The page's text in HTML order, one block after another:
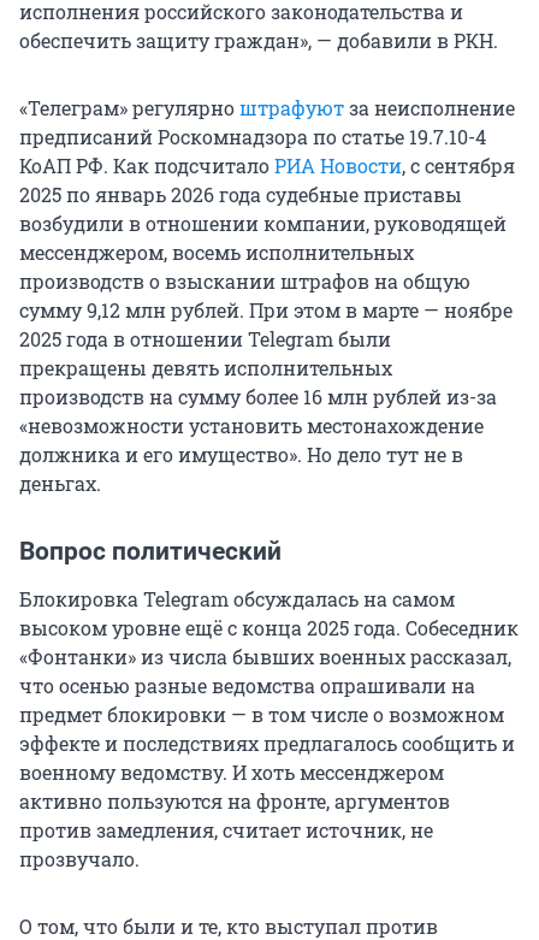
исполнения российского законодательства и
обеспечить защиту граждан», — добавили в РКН.
«Телеграм» регулярноштрафуютза неисполнение
предписаний Роскомнадзора по статье 19.7.10-4
КоАП РФ. Как подсчиталоРИА Новости, с сентября
2025 по январь 2026 года судебные приставы
возбудили в отношении компании, руководящей
мессенджером, восемь исполнительных
производств о взыскании штрафов на общую
сумму9,12 млнрублей. При этом в марте — ноябре
2025 года в отношении Telegram были
прекращены девять исполнительных
производств на сумму более 16 млнрублей из-за
«невозможности установить местонахождение
должника и его имущество». Но дело тут не в
деньгах.
Вопрос политический
Блокировка Telegram обсуждалась на самом
высоком уровне ещё с конца 2025 года. Собеседник
«Фонтанки» из числа бывших военных рассказал,
что осенью разные ведомства опрашивали на
предмет блокировки — в том числе о возможном
эффекте и последствиях предлагалось сообщить и
военному ведомству. И хоть мессенджером
активно пользуются на фронте, аргументов
против замедления, считает источник, не
прозвучало.
О том, что были и те, кто выступал против